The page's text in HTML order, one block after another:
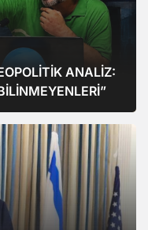
ANALİZ: